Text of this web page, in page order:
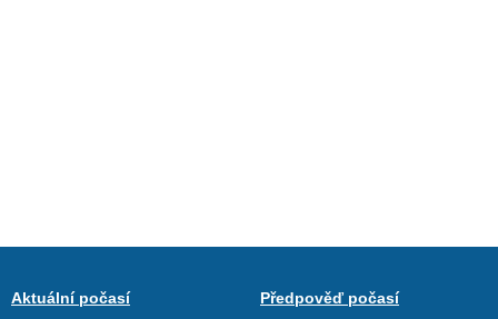
Aktuální počasí
Předpověď počasí